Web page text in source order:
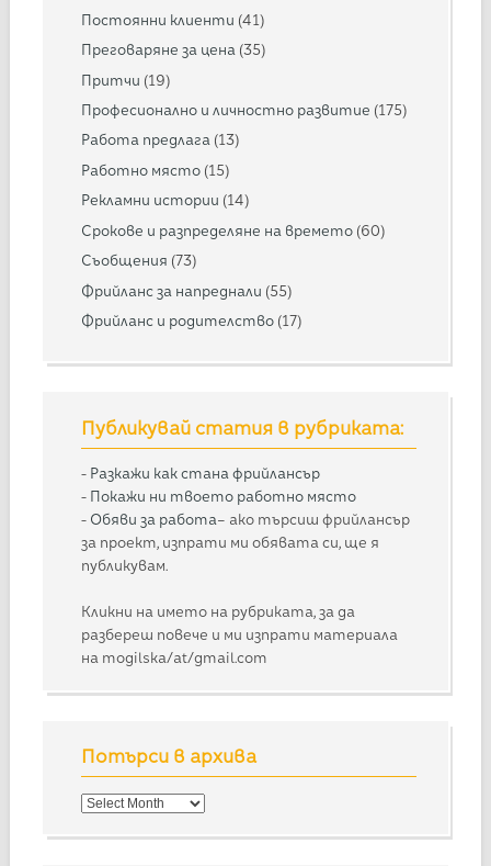
Постоянни клиенти (41)
Преговаряне за цена (35)
Притчи (19)
Професионално и личностно развитие (175)
Работа предлага (13)
Работно място (15)
Рекламни истории (14)
Срокове и разпределяне на времето (60)
Съобщения (73)
Фрийланс за напреднали (55)
Фрийланс и родителство (17)
Публикувай статия в рубриката:
- Разкажи как стана фрийлансър
- Покажи ни твоето работно място
- Обяви за работа– ако търсиш фрийлансър
за проект, изпрати ми обявата си, ще я
публикувам.
Кликни на името на рубриката, за да
разбереш повече и ми изпрати материала
на mogilska/at/gmail.com
Потърси в архива
Потърси